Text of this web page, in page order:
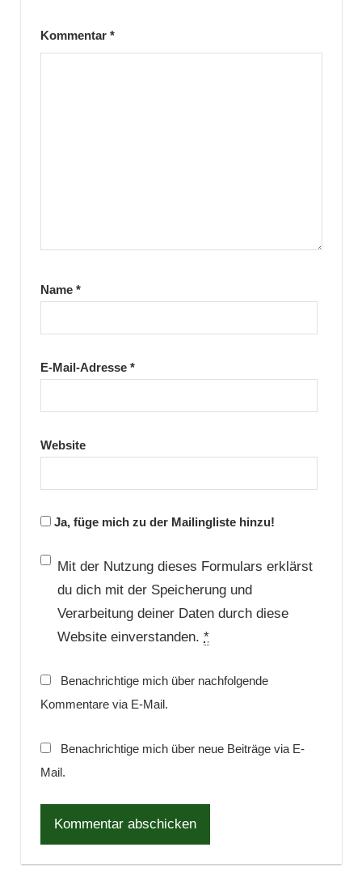
Kommentar *
Name *
E-Mail-Adresse *
Website
Ja, füge mich zu der Mailingliste hinzu!
Mit der Nutzung dieses Formulars erklärst
du dich mit der Speicherung und
Verarbeitung deiner Daten durch diese
Website einverstanden. *
Benachrichtige mich über nachfolgende
Kommentare via E-Mail.
Benachrichtige mich über neue Beiträge via E-
Mail.